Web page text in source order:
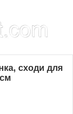
сходи для